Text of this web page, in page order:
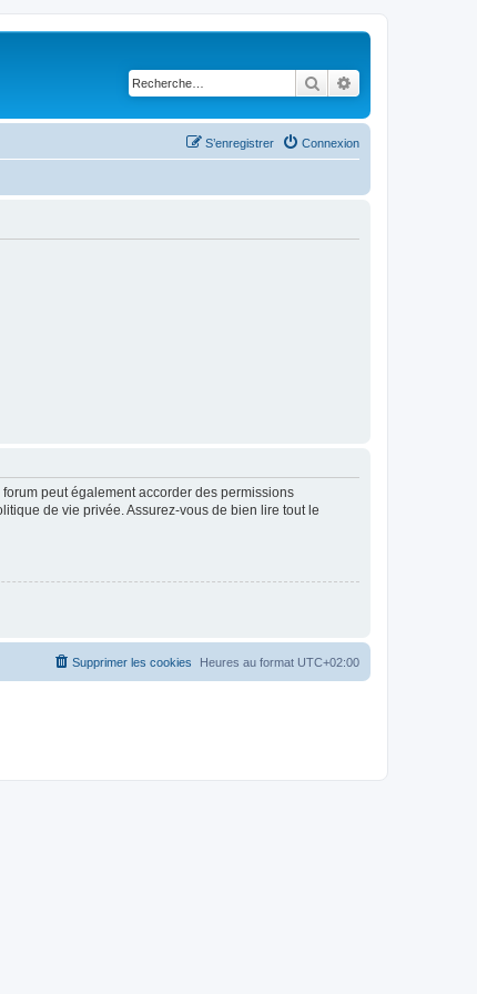
Rechercher
Connexion
S’enregistrer
peut également accorder des permissions
de vie privée. Assurez-vous de bien lire tout le
Heures au format UTC+02:00
Supprimer les cookies